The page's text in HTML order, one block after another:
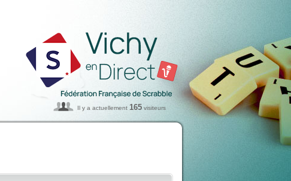
Il y a actuellement 165 visiteurs